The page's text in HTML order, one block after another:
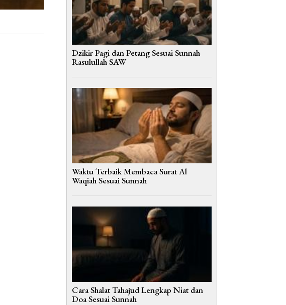
Dzikir Pagi dan Petang Sesuai Sunnah
Rasulullah SAW
Waktu Terbaik Membaca Surat Al
Waqiah Sesuai Sunnah
Cara Shalat Tahajud Lengkap Niat dan
Doa Sesuai Sunnah